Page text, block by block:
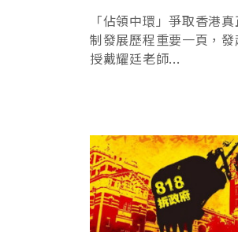
「佔領中環」爭取香港
制發展歷程重要一頁，
授戴耀廷老師...